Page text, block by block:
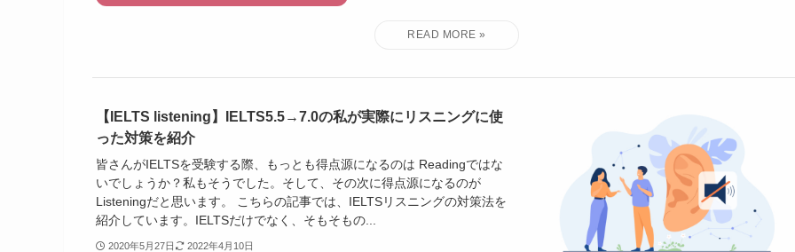
【IELTS listening】IELTS5.5→7.0の私が実際にリスニングに使
った対策を紹介
皆さんがIELTSを受験する際、もっとも得点源になるのは Readingではな
いでしょうか？私もそうでした。そして、その次に得点源になるのが
Listeningだと思います。 こちらの記事では、IELTSリスニングの対策法を
紹介しています。IELTSだけでなく、そもそもの...
2020年5月27日 2022年4月10日